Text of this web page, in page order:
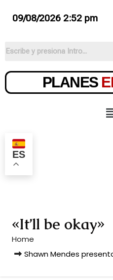
09/08/2026 2:52 pm
PLANES
ES
«It’ll be okay»
Home
Shawn Mendes